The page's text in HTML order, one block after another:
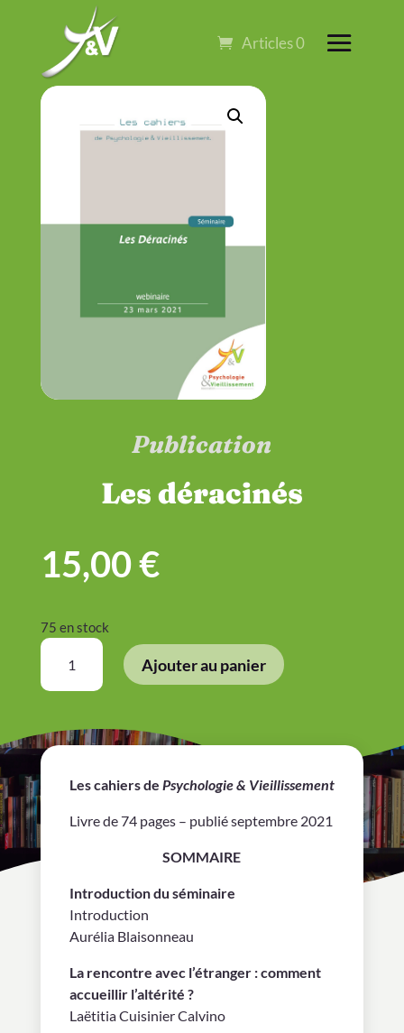
Articles 0
Publication
Les déracinés
15,00€
75 en stock
quantité
Les
Ajouter au panier
Les cahiers de Psychologie & Vieillissement
Livre de 74 pages – publié septembre 2021
SOMMAIRE
Introduction du séminaire
Introduction
Aurélia Blaisonneau
La rencontre avec l’étranger : comment
accueillir l’altérité ?
Laëtitia Cuisinier Calvino